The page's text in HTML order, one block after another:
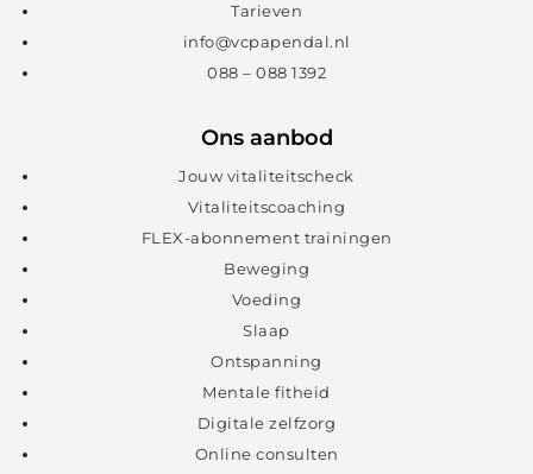
Tarieven
info@vcpapendal.nl
088 – 088 1392
Ons aanbod
Jouw vitaliteitscheck
Vitaliteitscoaching
FLEX-abonnement trainingen
Beweging
Voeding
Slaap
Ontspanning
Mentale fitheid
Digitale zelfzorg
Online consulten